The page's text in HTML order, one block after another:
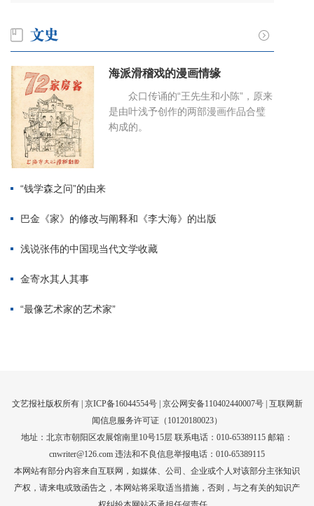
文艺报社版权所有 | 京ICP备16044554号| 京公网安备110402440007号 | 互联网新
闻信息服务许可证（10120180023）
地址：北京市朝阳区农展馆南里10号15层 联系电话：010-65389115 邮箱：
cnwriter@126.com 违法和不良信息举报电话：010-65389115
本网站有部分内容来自互联网，如媒体、公司、企业或个人对该部分主张知识
产权，请来电或致函告之，本网站将采取适当措施，否则，与之有关的知识产